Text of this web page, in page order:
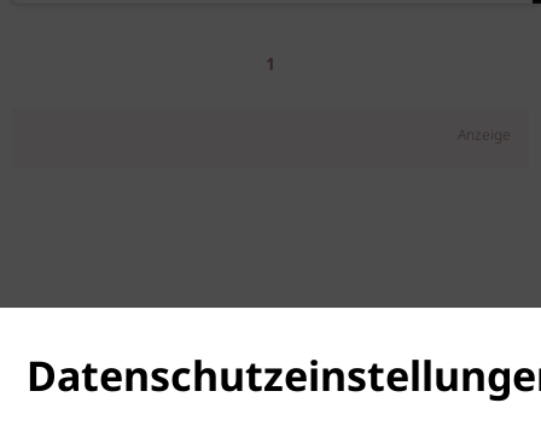
1
Anzeige